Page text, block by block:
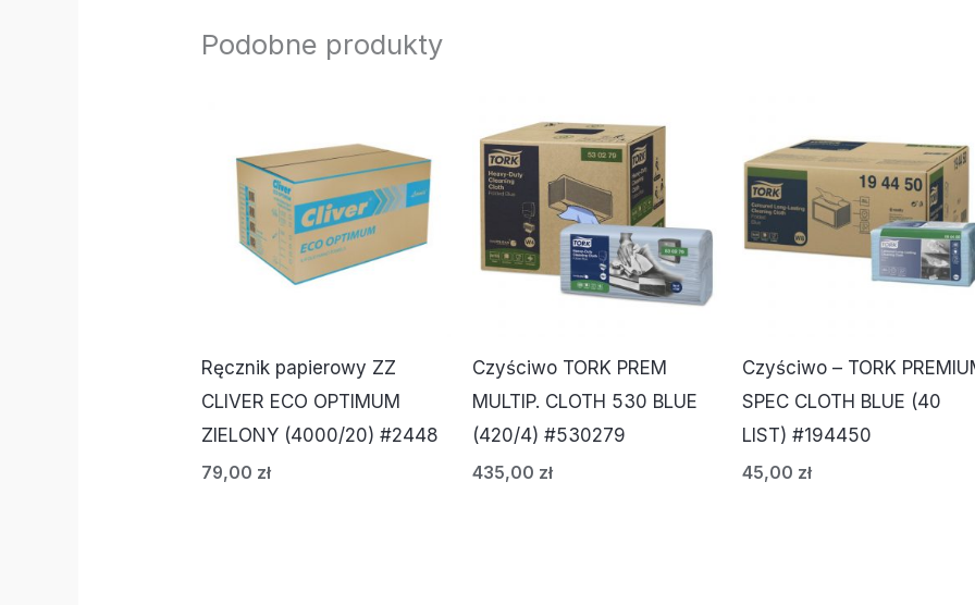
Podobne produkty
Ręcznik papierowy ZZ
CLIVER ECO OPTIMUM
ZIELONY (4000/20) #2448
79,00 zł
Czyściwo TORK PREM
MULTIP. CLOTH 530 BLUE
(420/4) #530279
435,00 zł
Czyściwo – TORK
SPEC CLOTH BLUE (40
LIST) #194450
45,00 zł